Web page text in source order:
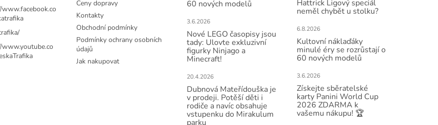
Ceny dopravy
Kontakty
Obchodní podmínky
Podmínky ochrany osobních
údajů
Jak nakupovat
60 nových modelů
3.6.2026
Nové LEGO časopisy jsou
tady: Ulovte exkluzivní
figurky Ninjago a
Minecraft!
20.4.2026
Dubnová Mateřídouška je
v prodeji. Potěší děti i
rodiče a navíc obsahuje
vstupenku do Mirakulum
parku
Hattrick Ligový speciál
neměl chybět u stolku?
6.8.2026
Kultovní náklaďáky
minulé éry se rozrůstají o
60 nových modelů
3.6.2026
Získejte sběratelské
karty Panini World Cup
2026 ZDARMA k
vašemu nákupu! 🏆